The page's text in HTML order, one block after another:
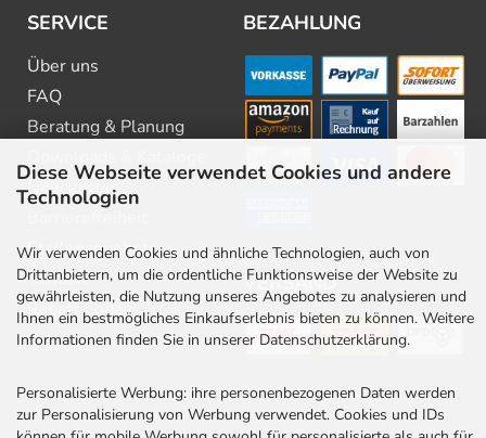
Diese Webseite verwendet Cookies und andere
Technologien
Wir verwenden Cookies und ähnliche Technologien, auch von
Drittanbietern, um die ordentliche Funktionsweise der Website zu
gewährleisten, die Nutzung unseres Angebotes zu analysieren und
Ihnen ein bestmögliches Einkaufserlebnis bieten zu können. Weitere
Informationen finden Sie in unserer Datenschutzerklärung.
Personalisierte Werbung: ihre personenbezogenen Daten werden
zur Personalisierung von Werbung verwendet. Cookies und IDs
SERVICE
Über uns
FAQ
Beratung & Planung
Newsletter
Stellenangebote
Kontakt
Rabatt Codes
BEZAHLUNG
VERSAND